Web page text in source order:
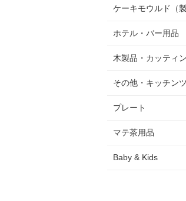
ケーキモウルド（製
ホテル・バー用品
木製品・カッティ
その他・キッチン
プレート
マテ茶用品
Baby & Kids